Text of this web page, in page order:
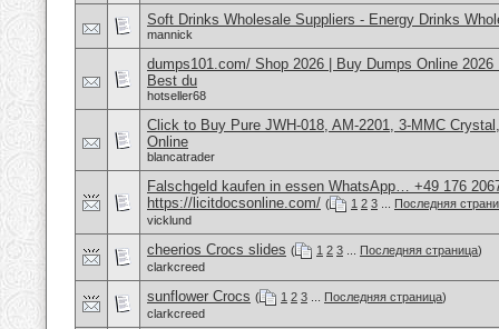
Soft Drinks Wholesale Suppliers - Energy Drinks
mannick
dumps101.com/ Shop 2026 | Buy Dumps Online
Best du
hotseller68
Click to Buy Pure JWH-018, AM-2201, 3-MMC
Online
blancatrader
Falschgeld kaufen in essen WhatsApp… +49 176
https://licitdocsonline.com/ ( 1 2 3
Последняя
vicklund
cheerios Crocs slides ( 1 2 3 Последняя страница)
clarkcreed
sunflower Crocs ( 1 2 3 Последняя страница)
clarkcreed